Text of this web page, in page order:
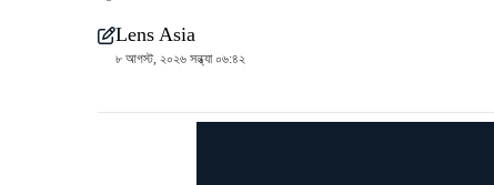
Lens Asia
৮ আগস্ট, ২০২৬ সন্ধ্যা ০৬:৪২